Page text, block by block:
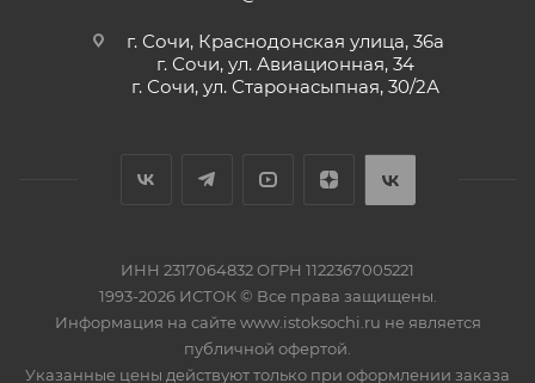
г. Сочи, Краснодонская улица, 36а
г. Сочи, ул. Авиационная, 34
г. Сочи, ул. Старонасыпная, 30/2А
ИНН 2317064832 ОГРН 1122367005221
1993-2026 ИСТОК © Все права защищены.
Информация на сайте www.istoksochi.ru не является
публичной офертой.
Указанные цены действуют только при оформлении заказа